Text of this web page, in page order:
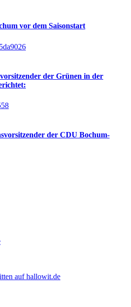
vor dem Saisonstart
der Grünen in der
der CDU Bochum-
auf hallowit.de